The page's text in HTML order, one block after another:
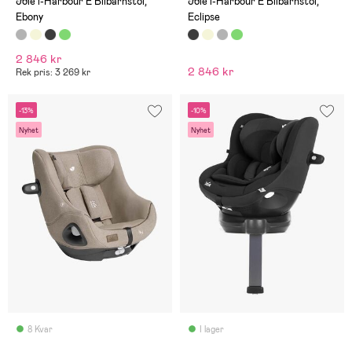
Ebony
2 846 kr
Rek pris: 3 269 kr
Eclipse
2 846 kr
-13%
Nyhet
8 Kvar
-10%
Nyhet
I lager